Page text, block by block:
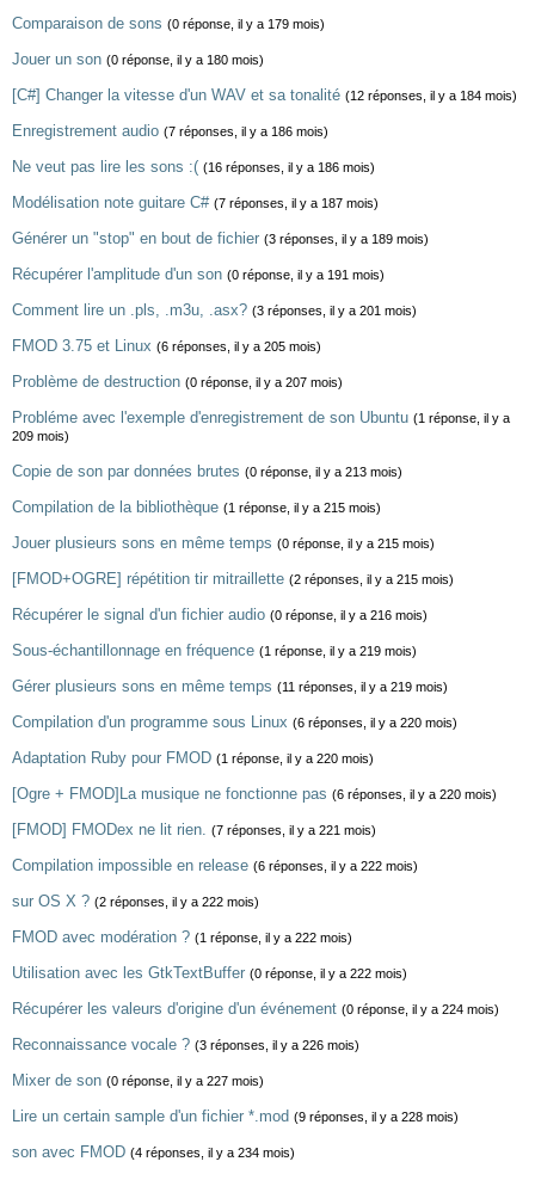
Comparaison de sons (0 réponse, il y a 179 mois)
Jouer un son (0 réponse, il y a 180 mois)
[C#] Changer la vitesse d'un WAV et sa tonalité (12 réponses, il y a 184 mois)
Enregistrement audio (7 réponses, il y a 186 mois)
Ne veut pas lire les sons :( (16 réponses, il y a 186 mois)
Modélisation note guitare C# (7 réponses, il y a 187 mois)
Générer un "stop" en bout de fichier (3 réponses, il y a 189 mois)
Récupérer l'amplitude d'un son (0 réponse, il y a 191 mois)
Comment lire un .pls, .m3u, .asx? (3 réponses, il y a 201 mois)
FMOD 3.75 et Linux (6 réponses, il y a 205 mois)
Problème de destruction (0 réponse, il y a 207 mois)
Probléme avec l'exemple d'enregistrement de son Ubuntu (1 réponse, il y a
209 mois)
Copie de son par données brutes (0 réponse, il y a 213 mois)
Compilation de la bibliothèque (1 réponse, il y a 215 mois)
Jouer plusieurs sons en même temps (0 réponse, il y a 215 mois)
[FMOD+OGRE] répétition tir mitraillette (2 réponses, il y a 215 mois)
Récupérer le signal d'un fichier audio (0 réponse, il y a 216 mois)
Sous-échantillonnage en fréquence (1 réponse, il y a 219 mois)
Gérer plusieurs sons en même temps (11 réponses, il y a 219 mois)
Compilation d'un programme sous Linux (6 réponses, il y a 220 mois)
Adaptation Ruby pour FMOD (1 réponse, il y a 220 mois)
[Ogre + FMOD]La musique ne fonctionne pas (6 réponses, il y a 220 mois)
[FMOD] FMODex ne lit rien. (7 réponses, il y a 221 mois)
Compilation impossible en release (6 réponses, il y a 222 mois)
sur OS X ? (2 réponses, il y a 222 mois)
FMOD avec modération ? (1 réponse, il y a 222 mois)
Utilisation avec les GtkTextBuffer (0 réponse, il y a 222 mois)
Récupérer les valeurs d'origine d'un événement (0 réponse, il y a 224 mois)
Reconnaissance vocale ? (3 réponses, il y a 226 mois)
Mixer de son (0 réponse, il y a 227 mois)
Lire un certain sample d'un fichier *.mod (9 réponses, il y a 228 mois)
son avec FMOD (4 réponses, il y a 234 mois)